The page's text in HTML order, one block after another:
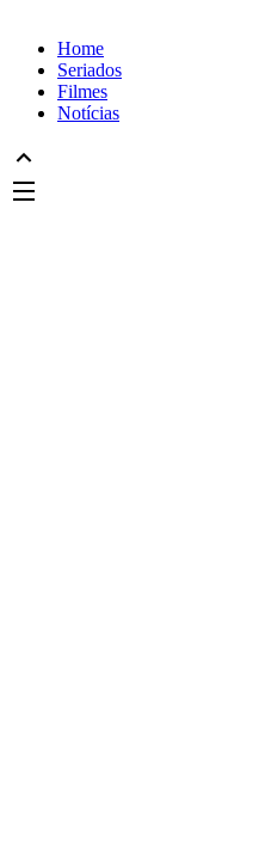
Home
Seriados
Filmes
Notícias